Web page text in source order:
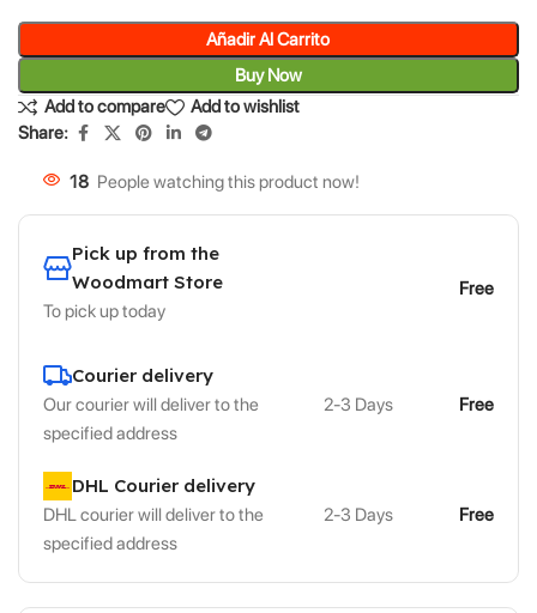
Añadir Al Carrito
Buy Now
Add to compare
Add to wishlist
Share:
18 People watching this product now!
Pick up from the
Woodmart Store
To pick up today
Free
Courier delivery
Our courier will deliver to the
specified address
2-3 Days Free
DHL Courier delivery
DHL courier will deliver to the
specified address
2-3 Days Free